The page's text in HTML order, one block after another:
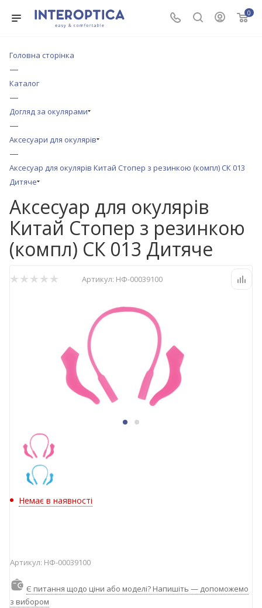
0
Головна сторінка
—
Каталог
—
Догляд за окулярами
—
Аксесуари для окулярів
—
Аксесуар для окулярів Китай Стопер з резинкою (компл) СК 013
Дитяче
Аксесуар для окулярів
Китай Стопер з резинкою
(компл) СК 013 Дитяче
Артикул: НФ-00039100
Немає в наявності
Артикул: НФ-00039100
Є питання щодо ціни або моделі? Напишіть — допоможемо
з вибором